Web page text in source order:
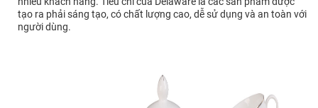
tạo ra phải sáng tạo, có chất lượng cao, dễ sử dụng và an toàn với
người dùng.